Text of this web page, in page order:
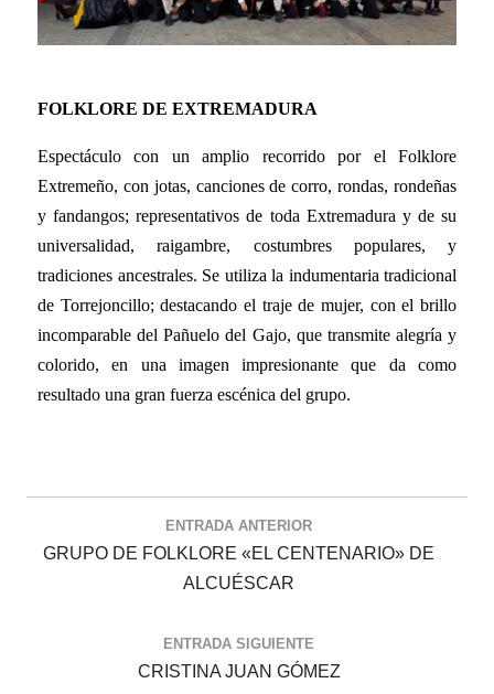
FOLKLORE DE EXTREMADURA
Espectáculo con un amplio recorrido por el Folklore
Extremeño, con jotas, canciones de corro, rondas, rondeñas
y fandangos; representativos de toda Extremadura y de su
universalidad, raigambre, costumbres populares, y
tradiciones ancestrales. Se utiliza la indumentaria tradicional
de Torrejoncillo; destacando el traje de mujer, con el brillo
incomparable del Pañuelo del Gajo, que transmite alegría y
colorido, en una imagen impresionante que da como
resultado una gran fuerza escénica del grupo.
ENTRADA ANTERIOR
GRUPO DE FOLKLORE «EL CENTENARIO» DE
ALCUÉSCAR
ENTRADA SIGUIENTE
CRISTINA JUAN GÓMEZ